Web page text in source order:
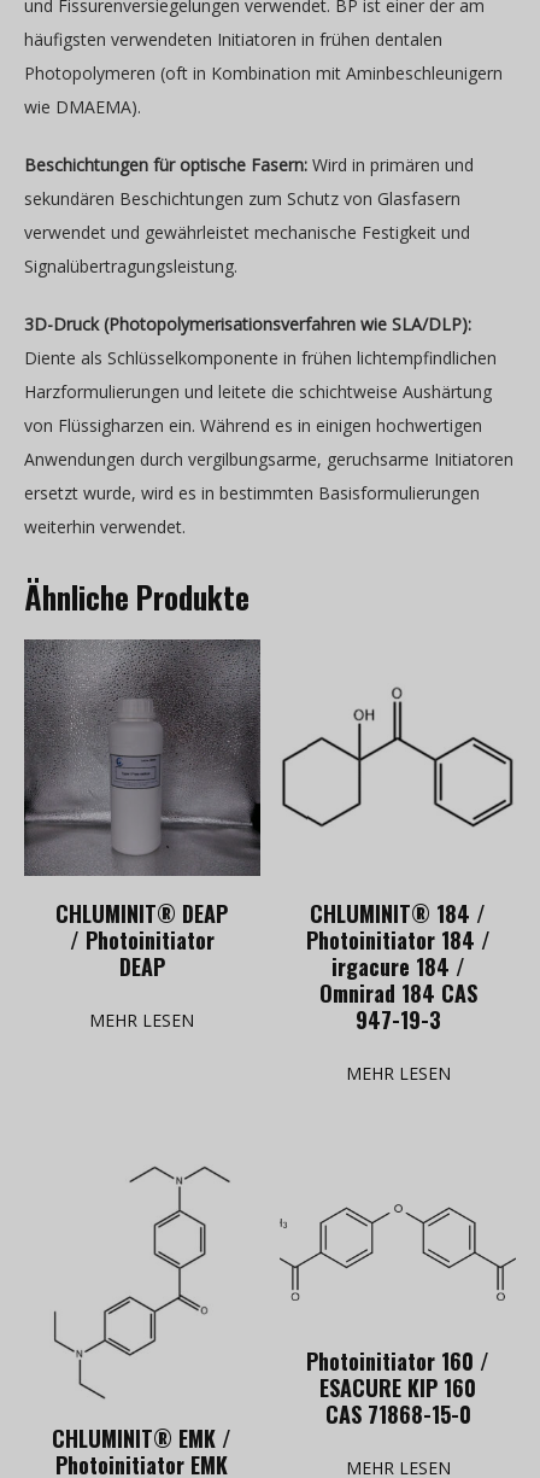
und Fissurenversiegelungen verwendet. BP ist einer der am
häufigsten verwendeten Initiatoren in frühen dentalen
Photopolymeren (oft in Kombination mit Aminbeschleunigern
wie DMAEMA).
Beschichtungen für optische Fasern: Wird in primären und
sekundären Beschichtungen zum Schutz von Glasfasern
verwendet und gewährleistet mechanische Festigkeit und
Signalübertragungsleistung.
3D-Druck (Photopolymerisationsverfahren wie SLA/DLP):
Diente als Schlüsselkomponente in frühen lichtempfindlichen
Harzformulierungen und leitete die schichtweise Aushärtung
von Flüssigharzen ein. Während es in einigen hochwertigen
Anwendungen durch vergilbungsarme, geruchsarme Initiatoren
ersetzt wurde, wird es in bestimmten Basisformulierungen
weiterhin verwendet.
Ähnliche Produkte
CHLUMINIT® DEAP
/ Photoinitiator
DEAP
MEHR LESEN
CHLUMINIT® 184 /
Photoinitiator 184 /
irgacure 184 /
Omnirad 184 CAS
947-19-3
MEHR LESEN
CHLUMINIT® EMK /
Photoinitiator EMK
Photoinitiator 160 /
ESACURE KIP 160
CAS 71868-15-0
MEHR LESEN